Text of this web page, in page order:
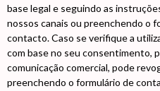
base legal e seguindo as
nossos canais ou preenchendo o
contacto. Caso se verifique a
com base no seu consentimento,
comunicação comercial, pode
preenchendo o formulário de